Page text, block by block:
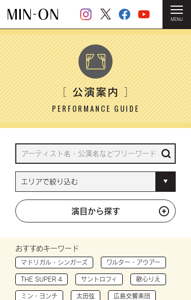
MENU
HOME ＞ 公演案内
［公演案内］
PERFORMANCE GUIDE
演目から探す
おすすめキーワード
マドリガル・シンガーズ ワルター・アウアー
THE SUPER 4 サントロフィ 歌心りえ
ミン・ヨンチ 太田弦 広島交響楽団